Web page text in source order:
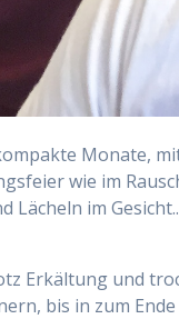
Monate,
wie im
Lächeln im
Erkältung und
bis in zum